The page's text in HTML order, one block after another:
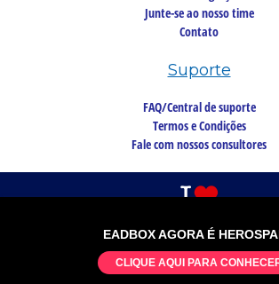
EADBOX AGORA É
CLIQUE AQUI PARA
Junte-se ao nosso time
Contato
Suporte
FAQ/Central de suporte
Termos e Condições
Fale com nossos consultores
©2026 Copyright, todos os direitos